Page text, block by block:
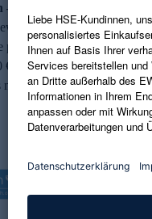
10 € Gutschein erhalten
abonnieren und
per E-Mail erhalten. Als
€ Gutschein. Eine
möglich.